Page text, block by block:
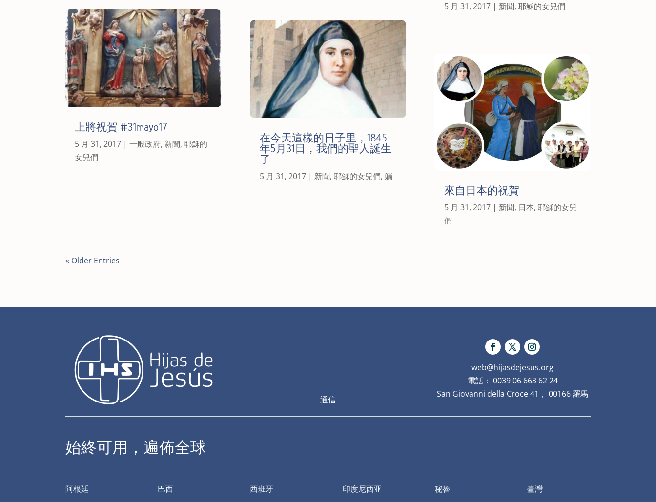
上將祝賀 #31mayo17
5 月 31, 2017 |一般政府, 新聞,耶穌的
女兒們
在今天這樣的日子里，1845
年5月31日，我們的聖人誕生
了
5 月 31, 2017| 新聞, 耶穌的女兒們, 躺
5 月 31, 2017| 新聞, 耶穌的女兒們
來自日本的祝賀
5 月 31, 2017| 新聞, 日本, 耶穌的女兒
們
« Older Entries
通信
web@hijasdejesus.org
電話： 0039 06 663 62 24
San Giovanni della Croce 41， 00166 羅馬
始終可用，遍佈全球
阿根廷
巴西
西班牙
印度尼西亚
秘魯
臺灣